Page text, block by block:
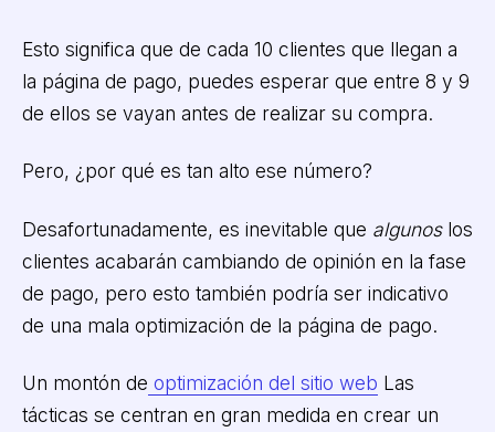
Esto significa que de cada 10 clientes que llegan a
la página de pago, puedes esperar que entre 8 y 9
de ellos se vayan antes de realizar su compra.
Pero, ¿por qué es tan alto ese número?
Desafortunadamente, es inevitable que algunoslos
clientes acabarán cambiando de opinión en la fase
de pago, pero esto también podría ser indicativo
de una mala optimización de la página de pago.
Un montón de optimización del sitio web Las
tácticas se centran en gran medida en crear un